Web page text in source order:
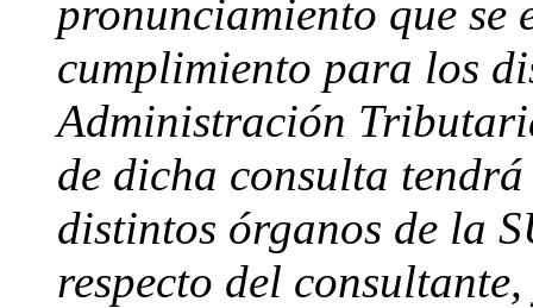
pronunciamiento que
cumplimiento para los
Administración
de dicha consulta
distintos órganos de la
respecto del